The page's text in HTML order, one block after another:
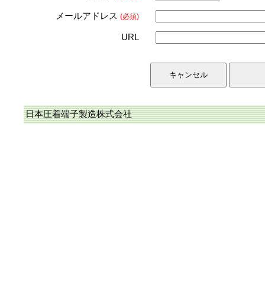
メールアドレス (必須)
URL
日本圧着端子製造株式会社